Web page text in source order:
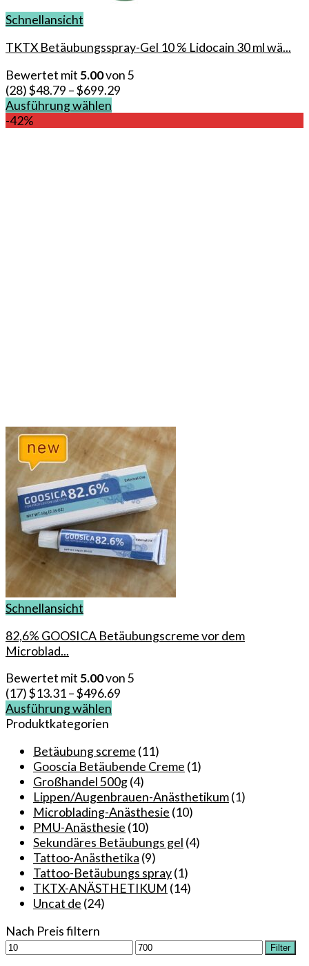
Schnellansicht
TKTX Betäubungsspray-Gel 10 % Lidocain 30 ml wä...
Bewertet mit5.00von 5
(28)$48.79 –$699.29
Ausführung wählen
Dieses
-42%
Schnellansicht
82,6% GOOSICA Betäubungscreme vor dem
Microblad...
Bewertet mit5.00von 5
(17)$13.31–$496.69
Ausführung wählen
Dieses
weist
mehrere
Varianten
auf.
Die
Optionen
können
auf
der
Produktseite
gewählt
Produktkategorien
Betäubung screme (11)
Gooscia Betäubende Creme (1)
Großhandel 500g(4)
Lippen/Augenbrauen-Anästhetikum(1)
Microblading-Anästhesie (10)
PMU-Anästhesie (10)
Sekundäres Betäubungs gel (4)
Tattoo-Anästhetika (9)
Tattoo-Betäubungs spray(1)
TKTX-ANÄSTHETIKUM (14)
Uncat de (24)
Nach Preis filtern
Min.
Max.
Filter